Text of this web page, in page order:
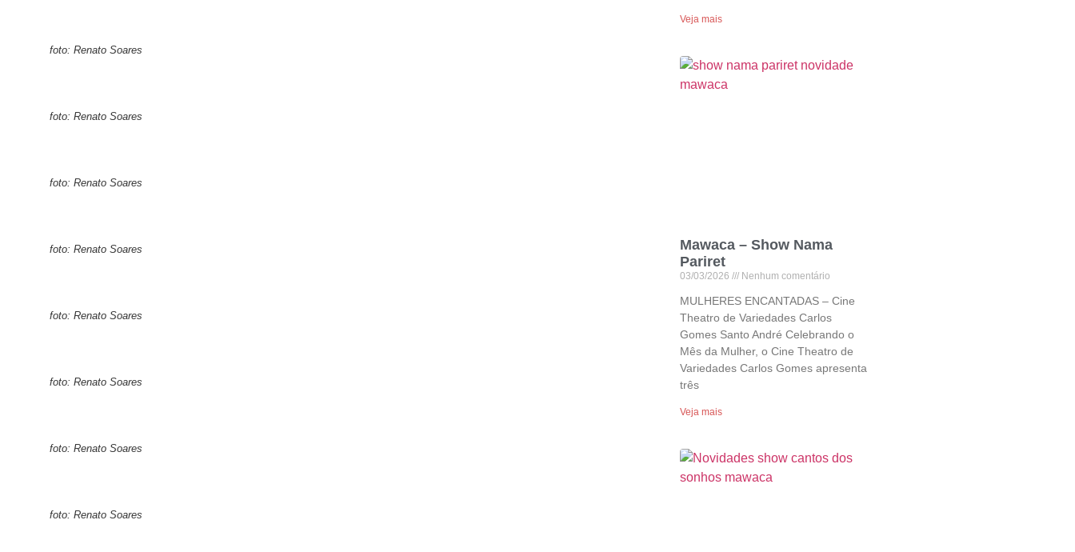
foto: Renato Soares
foto: Renato Soares
foto: Renato Soares
foto: Renato Soares
foto: Renato Soares
foto: Renato Soares
foto: Renato Soares
foto: Renato Soares
Veja mais
Mawaca – Show Nama
Pariret
03/03/2026 Nenhum comentário
MULHERES ENCANTADAS – Cine
Theatro de Variedades Carlos
Gomes Santo André Celebrando o
Mês da Mulher, o Cine Theatro de
Variedades Carlos Gomes apresenta
três
Veja mais